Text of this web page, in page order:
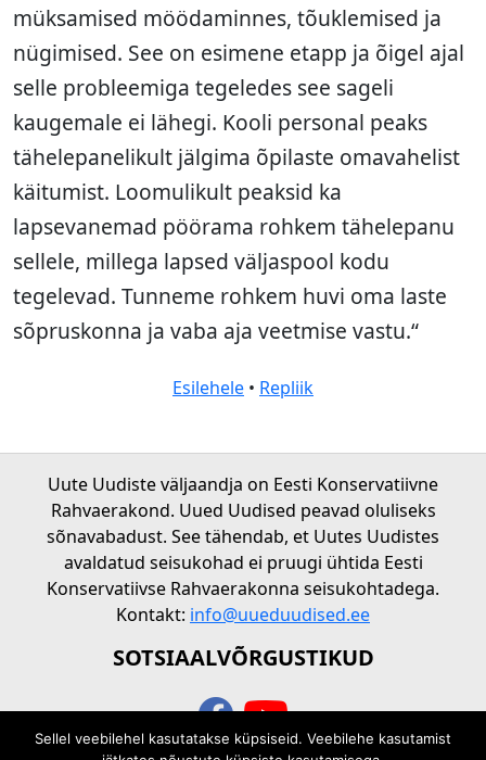
müksamised möödaminnes, tõuklemised ja
nügimised. See on esimene etapp ja õigel ajal
selle probleemiga tegeledes see sageli
kaugemale ei lähegi. Kooli personal peaks
tähelepanelikult jälgima õpilaste omavahelist
käitumist. Loomulikult peaksid ka
lapsevanemad pöörama rohkem tähelepanu
sellele, millega lapsed väljaspool kodu
tegelevad. Tunneme rohkem huvi oma laste
sõpruskonna ja vaba aja veetmise vastu.“
Esilehele • Repliik
Uute Uudiste väljaandja on Eesti Konservatiivne
Rahvaerakond. Uued Uudised peavad oluliseks
sõnavabadust. See tähendab, et Uutes Uudistes
avaldatud seisukohad ei pruugi ühtida Eesti
Konservatiivse Rahvaerakonna seisukohtadega.
Kontakt: info@uueduudised.ee
SOTSIAALVÕRGUSTIKUD
Sellel veebilehel kasutatakse küpsiseid. Veebilehe kasutamist